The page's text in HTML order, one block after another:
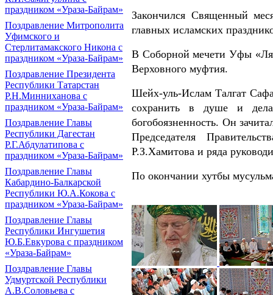
праздником «Ураза-Байрам»
Поздравление Митрополита
Уфимского и
Стерлитамакского Никона с
праздником «Ураза-Байрам»
Поздравление Президента
Республики Татарстан
Р.Н.Минниханова с
праздником «Ураза-Байрам»
Поздравление Главы
Республики Дагестан
Р.Г.Абдулатипова с
праздником «Ураза-Байрам»
Поздравление Главы
Кабардино-Балкарской
Республики Ю.А.Кокова с
праздником «Ураза-Байрам»
Поздравление Главы
Республики Ингушетия
Ю.Б.Евкурова с праздником
«Ураза-Байрам»
Поздравление Главы
Удмуртской Республики
А.В.Соловьева с
Закончился Священный
главных исламских
В Соборной мечети Уфы
Верховного муфтия.
Шейх-уль-Ислам Талгат
сохранить в душе и
богобоязненность. Он
Председателя
Р.З.Хамитова и ряда
По окончании хутбы